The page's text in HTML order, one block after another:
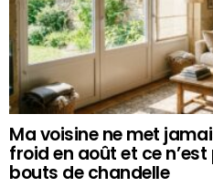
Ma voisine ne met
froid en août et ce
bouts de chandelle